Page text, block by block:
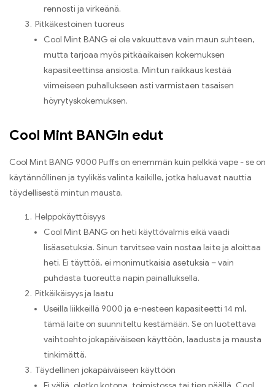
rennosti ja virkeänä.
Pitkäkestoinen tuoreus
Cool Mint BANG ei ole vakuuttava vain maun suhteen,
mutta tarjoaa myös pitkäaikaisen kokemuksen
kapasiteettinsa ansiosta. Mintun raikkaus kestää
viimeiseen puhallukseen asti varmistaen tasaisen
höyrytyskokemuksen.
Cool Mint BANGin edut
Cool Mint BANG 9000 Puffs on enemmän kuin pelkkä vape - se on
käytännöllinen ja tyylikäs valinta kaikille, jotka haluavat nauttia
täydellisestä mintun mausta.
Helppokäyttöisyys
Cool Mint BANG on heti käyttövalmis eikä vaadi
lisäasetuksia. Sinun tarvitsee vain nostaa laite ja aloittaa
heti. Ei täyttöä, ei monimutkaisia ​​asetuksia – vain
puhdasta tuoreutta napin painalluksella.
Pitkäikäisyys ja laatu
Useilla liikkeillä 9000 ja e-nesteen kapasiteetti 14 ml,
tämä laite on suunniteltu kestämään. Se on luotettava
vaihtoehto jokapäiväiseen käyttöön, laadusta ja mausta
tinkimättä.
Täydellinen jokapäiväiseen käyttöön